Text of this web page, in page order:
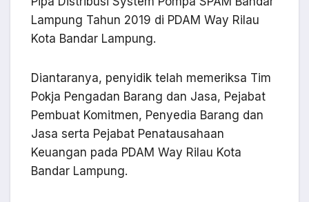
Lampung Tahun 2019 di PDAM Way Rilau
Kota Bandar Lampung.
Diantaranya, penyidik telah memeriksa Tim
Pokja Pengadan Barang dan Jasa, Pejabat
Pembuat Komitmen, Penyedia Barang dan
Jasa serta Pejabat Penatausahaan
Keuangan pada PDAM Way Rilau Kota
Bandar Lampung.